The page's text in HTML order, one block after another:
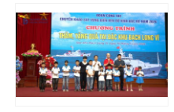
hai mẫu xe được nhiều
khách hàng quan...